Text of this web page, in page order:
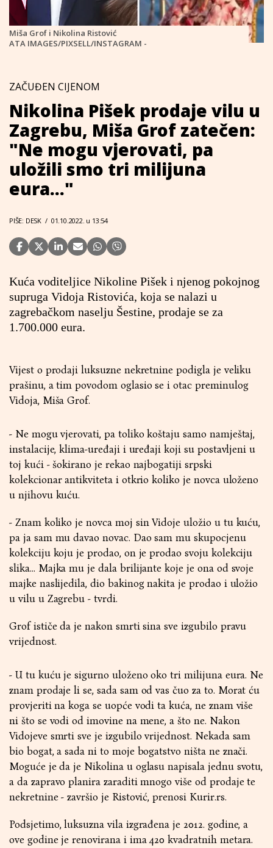
Miša Grof i Nikolina Ristović
ATA IMAGES/PIXSELL/INSTAGRAM -
ZAČUĐEN CIJENOM
Nikolina Pišek prodaje vilu u
Zagrebu, Miša Grof zatečen:
"Ne mogu vjerovati, pa
uložili smo tri milijuna
eura..."
PIŠE: DESK / 01.10.2022. u 13:54
Kuća voditeljice Nikoline Pišek i njenog pokojnog
supruga Vidoja Ristovića, koja se nalazi u
zagrebačkom naselju Šestine, prodaje se za
1.700.000 eura.
Vijest o prodaji luksuzne nekretnine podigla je veliku
prašinu, a tim povodom oglasio se i otac preminulog
Vidoja, Miša Grof.
- Ne mogu vjerovati, pa toliko koštaju samo namještaj,
instalacije, klima-uređaji i uređaji koji su postavljeni u
toj kući - šokirano je rekao najbogatiji srpski
kolekcionar antikviteta i otkrio koliko je novca uloženo
u njihovu kuću.
- Znam koliko je novca moj sin Vidoje uložio u tu kuću,
pa ja sam mu davao novac. Dao sam mu skupocjenu
kolekciju koju je prodao, on je prodao svoju kolekciju
slika… Majka mu je dala brilijante koje je ona od svoje
majke naslijedila, dio bakinog nakita je prodao i uložio
u vilu u Zagrebu - tvrdi.
Grof ističe da je nakon smrti sina sve izgubilo pravu
vrijednost.
- U tu kuću je sigurno uloženo oko tri milijuna eura. Ne
znam prodaje li se, sada sam od vas čuo za to. Morat ću
provjeriti na koga se uopće vodi ta kuća, ne znam više
ni što se vodi od imovine na mene, a što ne. Nakon
Vidojeve smrti sve je izgubilo vrijednost. Nekada sam
bio bogat, a sada ni to moje bogatstvo ništa ne znači.
Moguće je da je Nikolina u oglasu napisala jednu svotu,
a da zapravo planira zaraditi mnogo više od prodaje te
nekretnine - završio je Ristović, prenosi Kurir.rs.
Podsjetimo, luksuzna vila izgrađena je 2012. godine, a
ove godine je renovirana i ima 420 kvadratnih metara.